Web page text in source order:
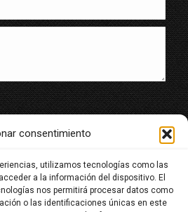
consentimiento
utilizamos tecnologías como las
a la información del dispositivo. El
nos permitirá procesar datos como
o las identificaciones únicas en este
de tratamiento de datos